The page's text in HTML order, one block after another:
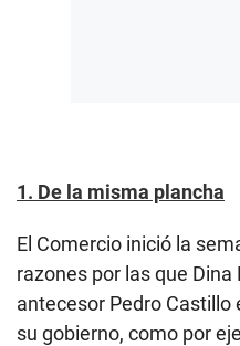
1. De la misma plancha
El Comercio inició la
razones por las que
antecesor Pedro
su gobierno, como por